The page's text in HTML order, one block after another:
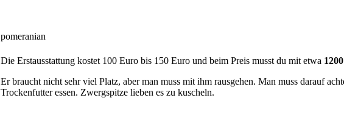
pomeranian
Die Erstausstattung kostet 100 Euro bis 150 Euro und beim Preis musst du mit etwa
Er braucht nicht sehr viel Platz, aber man muss mit ihm rausgehen. Man muss darauf
Trockenfutter essen. Zwergspitze lieben es zu kuscheln.